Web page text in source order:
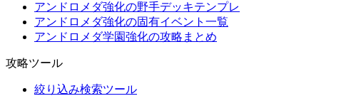
アンドロメダ強化の野手デッキテンプレ
アンドロメダ強化の固有イベント一覧
アンドロメダ学園強化の攻略まとめ
攻略ツール
絞り込み検索ツール